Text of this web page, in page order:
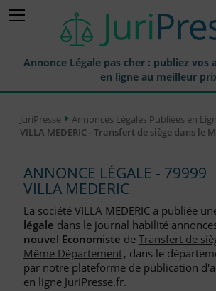
Annonce Légale pas cher : publiez vos
en ligne au meilleur
Annonces Légales Publiées
Journaux Habilités (JAL) Annonces Légales
Départements pour la Publication
Liste des Greffes
Liste des CCI
JuriPresse
Annonces Légales Publiées en
VILLA MEDERIC - Transfert de siège dans le
ANNONCE LÉGALE - 79999
VILLA MEDERIC
La société VILLA MEDERIC a publiée
légale dans le journal habilité
nouvel Economiste deTransfert de
Même Département, dans le
par notre plateforme de publication
en ligne JuriPresse.fr.